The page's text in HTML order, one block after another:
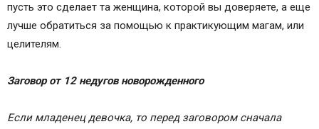
пусть это сделает та женщина, которой вы доверяете, а еще
лучше обратиться за помощью к практикующим магам, или
целителям.
Заговор от 12 недугов новорожденного
Если младенец девочка, то перед заговором сна­чала